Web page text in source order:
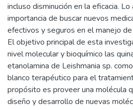
incluso disminución en la eficacia.
importancia de buscar nuevos
efectivos y seguros en el manejo
El objetivo principal de esta
nivel molecular y bioquímico las
etanolamina de Leishmania sp.
blanco terapéutico para el
propósito es proveer una molécula
diseño y desarrollo de nuevas